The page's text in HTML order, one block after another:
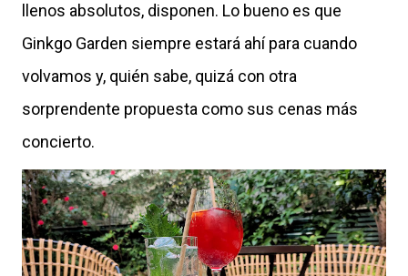
llenos absolutos, disponen. Lo bueno es que
Ginkgo Garden siempre estará ahí para cuando
volvamos y, quién sabe, quizá con otra
sorprendente propuesta como sus cenas más
concierto.